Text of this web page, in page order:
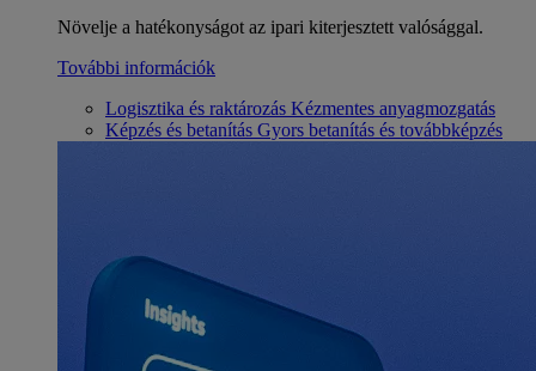
Növelje a hatékonyságot az ipari kiterjesztett valósággal.
További információk
Logisztika és raktározás Kézmentes anyagmozgatás
Képzés és betanítás Gyors betanítás és továbbképzés